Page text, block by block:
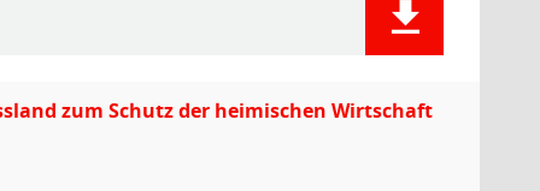
zum Schutz der heimischen Wirtschaft